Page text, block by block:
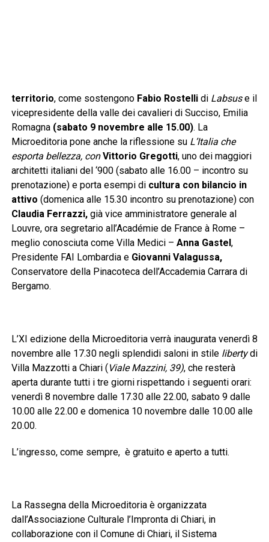
territorio, come sostengono Fabio Rostellidi Labsuse il
vicepresidente della valle dei cavalieri di Succiso, Emilia
Romagna (sabato 9 novembre alle 15.00). La
Microeditoria pone anche la riflessione su L’Italia che
esporta bellezza, conVittorio Gregotti, uno dei maggiori
architetti italiani del ‘900 (sabato alle 16.00 – incontro su
prenotazione) e porta esempi di cultura con bilancio in
attivo (domenica alle 15.30 incontro su prenotazione) con
Claudia Ferrazzi, già vice amministratore generale al
Louvre, ora segretario all’Académie de France à Rome –
meglio conosciuta come Villa Medici – Anna Gastel ,
Presidente FAI Lombardia e Giovanni Valagussa,
Conservatore della Pinacoteca dell’Accademia Carrara di
Bergamo.
L’XI edizione della Microeditoria verrà inaugurata venerdì 8
novembre alle 17.30 negli splendidi saloni in stile liberty di
Villa Mazzotti a Chiari ( Viale Mazzini, 39), che resterà
aperta durante tutti i tre giorni rispettando i seguenti orari:
venerdì 8 novembre dalle 17.30 alle 22.00, sabato 9 dalle
10.00 alle 22.00 e domenica 10 novembre dalle 10.00 alle
20.00.
L’ingresso, come sempre, è gratuito e aperto a tutti.
La Rassegna della Microeditoria è organizzata
dall’Associazione Culturale l’Impronta di Chiari, in
collaborazione con il Comune di Chiari, il Sistema